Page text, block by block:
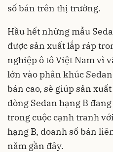
số bán trên thị trường.
Hầu hết những mẫu
được sản xuất lắp ráp
nghiệp ô tôViệt Nam vì
lớn vào phân khúc
bán cao, sẽ giúp sản
dòng Sedan hạng B
trong cuộc cạnh tranh
hạng B, doanh số bán
năm gần đây.